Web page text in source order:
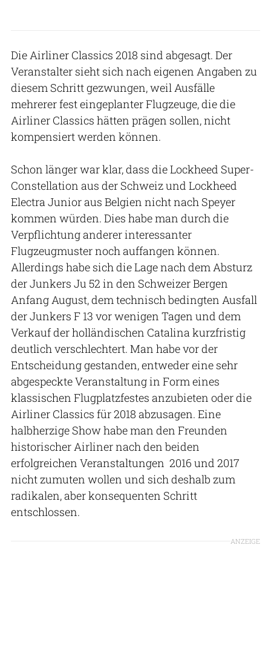
Die Airliner Classics 2018 sind abgesagt. Der
Veranstalter sieht sich nach eigenen Angaben zu
diesem Schritt gezwungen, weil Ausfälle
mehrerer fest eingeplanter Flugzeuge, die die
Airliner Classics hätten prägen sollen, nicht
kompensiert werden können.
Schon länger war klar, dass die Lockheed Super-
Constellation aus der Schweiz und Lockheed
Electra Junior aus Belgien nicht nach Speyer
kommen würden. Dies habe man durch die
Verpflichtung anderer interessanter
Flugzeugmuster noch auffangen können.
Allerdings habe sich die Lage nach dem Absturz
der Junkers Ju 52 in den Schweizer Bergen
Anfang August, dem technisch bedingten Ausfall
der Junkers F 13 vor wenigen Tagen und dem
Verkauf der holländischen Catalina kurzfristig
deutlich verschlechtert. Man habe vor der
Entscheidung gestanden, entweder eine sehr
abgespeckte Veranstaltung in Form eines
klassischen Flugplatzfestes anzubieten oder die
Airliner Classics für 2018 abzusagen. Eine
halbherzige Show habe man den Freunden
historischer Airliner nach den beiden
erfolgreichen Veranstaltungen 2016 und 2017
nicht zumuten wollen und sich deshalb zum
radikalen, aber konsequenten Schritt
entschlossen.
ANZEIGE